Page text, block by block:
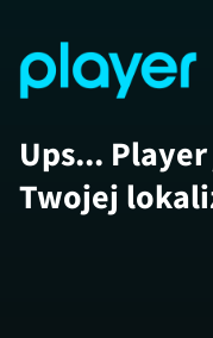
Ups...
Twojej